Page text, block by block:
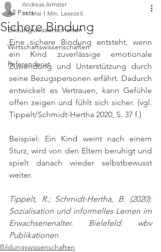
All Posts
Bildungswissenschaften
Wirtschaftswissenschaften
Referendariat
Sichere Bindung
Andreas Armster
11. Mai 1 Min. Lesezeit
Eine sichere Bindung entsteht, wenn
ein Kind zuverlässige emotionale
Zuwendung und Unterstützung durch
seine Bezugspersonen erfährt. Dadurch
entwickelt es Vertrauen, kann Gefühle
offen zeigen und fühlt sich sicher. (vgl.
Tippelt/Schmidt-Hertha 2020, S. 37 f.)
Beispiel: Ein Kind weint nach einem
Sturz, wird von den Eltern beruhigt und
spielt danach wieder selbstbewusst
weiter.
Tippelt, R.; Schmidt-Hertha, B. (2020):
Sozialisation und informelles Lernen im
Erwachsenenalter. Bielefeld: wbv
Publikationen
Bildungswissenschaften